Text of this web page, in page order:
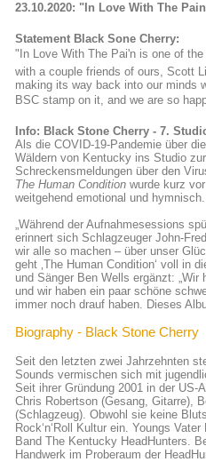
23.10.2020: "In Love With The
Statement Black Sone Cherry:
"In Love With The Pai'n is one of
with a couple friends of ours, Scott
making its way back into our minds
BSC stamp on it, and we are so
Info: Black Stone Cherry - 7.
Als die COVID-19-Pandemie über
Wäldern von Kentucky ins Studio
Schreckensmeldungen über den
The Human Condition wurde kurz
weitgehend emotional und hymnisch.
„Während der Aufnahmesessions
erinnert sich Schlagzeuger John-
wir alle so machen – über unser
geht ‚The Human Condition‘ voll in
und Sänger Ben Wells ergänzt:
und wir haben ein paar schöne
immer noch drauf haben. Dieses
Biography - Black Stone Cherry
Seit den letzten zwei Jahrzehnten
Sounds vermischen sich mit
Seit ihrer Gründung 2001 in der
Chris Robertson (Gesang, Gitarre),
(Schlagzeug). Obwohl sie keine
Rock‘n‘Roll Kultur ein. Youngs
Band The Kentucky HeadHunters.
Handwerk im Proberaum der